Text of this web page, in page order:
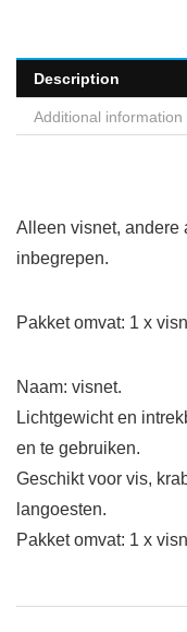
Description
Additional information
Alleen visnet, andere
inbegrepen.
Pakket omvat: 1 x
Naam: visnet.
Lichtgewicht en
en te gebruiken.
Geschikt voor vis,
langoesten.
Pakket omvat: 1 x